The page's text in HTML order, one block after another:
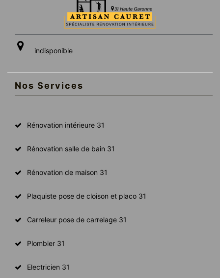
indisponible
Nos Services
Rénovation intérieure 31
Rénovation salle de bain 31
Rénovation de maison 31
Plaquiste pose de cloison et placo 31
Carreleur pose de carrelage 31
Plombier 31
Electricien 31